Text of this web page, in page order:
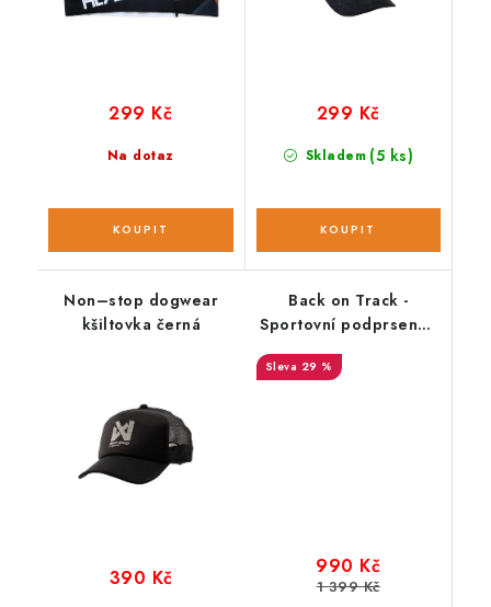
Na dotaz
299 Kč
Skladem (5 ks)
299 Kč
Non–stop dogwear
kšiltovka černá
390 Kč
Back on Track -
Sportovní podprsenka
29 %
990 Kč
1 399 Kč